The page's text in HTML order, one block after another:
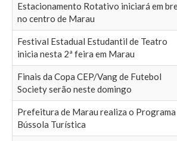
Estacionamento Rotativo iniciará em
no centro de Marau
Festival Estadual Estudantil de Teatro
inicia nesta 2ª feira em Marau
Finais da Copa CEP/Vang de Futebol
Society serão neste domingo
Prefeitura de Marau realiza o Programa
Bússola Turística